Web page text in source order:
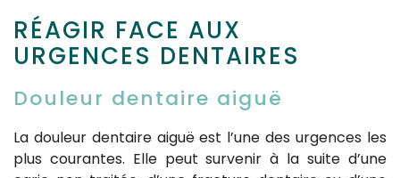
RÉAGIR FACE AUX
URGENCES DENTAIRES
Douleur dentaire aiguë
La douleur dentaire aiguë est l’une des urgences les
plus courantes. Elle peut survenir à la suite d’une